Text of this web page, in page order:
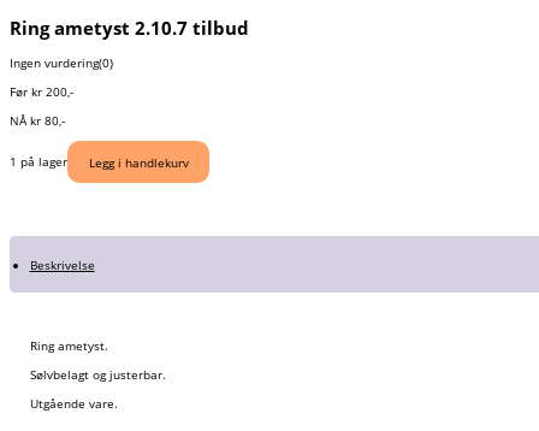
Ring ametyst 2.10.7 tilbud
Ingen vurdering(0)
Før kr 200,-
NÅkr 80,-
1 på lager Legg i handlekurv
Beskrivelse
Ring ametyst.
Sølvbelagt og justerbar.
Utgående vare.